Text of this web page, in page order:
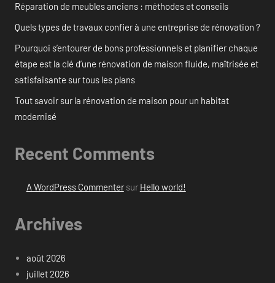
Réparation de meubles anciens : méthodes et conseils
Quels types de travaux confier à une entreprise de rénovation ?
Pourquoi s’entourer de bons professionnels et planifier chaque
étape est la clé d’une rénovation de maison fluide, maîtrisée et
satisfaisante sur tous les plans
Tout savoir sur la rénovation de maison pour un habitat
modernisé
Recent Comments
A WordPress Commentersur Hello world!
Archives
août 2026
juillet 2026